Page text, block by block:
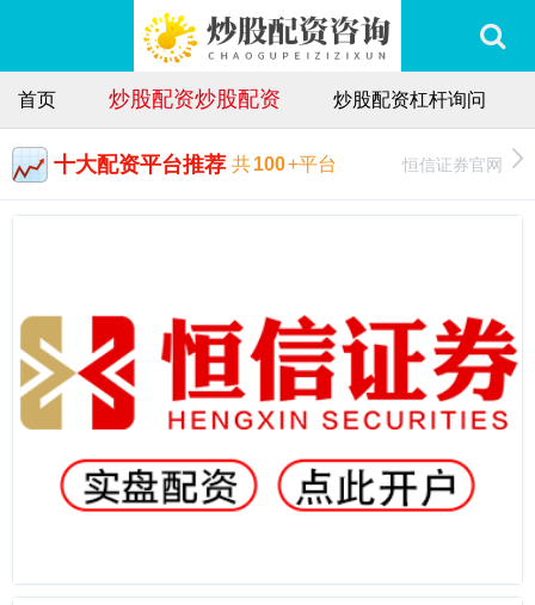
首页 炒股配资炒股配资 炒股配资杠杆询问
十大配资平台推荐 共100+平台 恒信证券官网